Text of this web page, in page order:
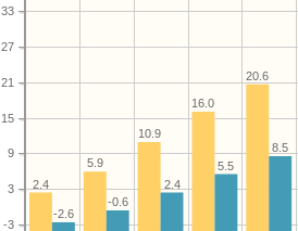
-3
3
9
15
21
27
33
20.6
16.0
10.9
5.9
2.4
8.5
5.5
2.4
-0.6
-2.6